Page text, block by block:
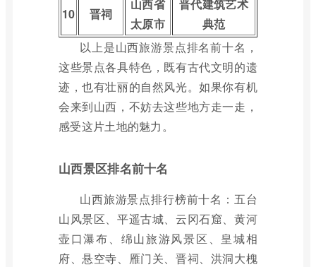
10 晋祠
山西省
太原市
晋代建筑艺术
典范
以上是山西旅游景点排名前十名，
这些景点各具特色，既有古代文明的遗
迹，也有壮丽的自然风光。如果你有机
会来到山西，不妨去这些地方走一走，
感受这片土地的魅力。
山西景区排名前十名
山西旅游景点排行榜前十名：五台
山风景区、平遥古城、云冈石窟、黄河
壶口瀑布、绵山旅游风景区、皇城相
府、悬空寺、雁门关、晋祠、洪洞大槐